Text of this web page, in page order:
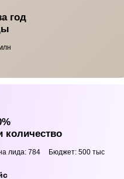
количество
лида: 784
Бюджет: 500 тыс
год